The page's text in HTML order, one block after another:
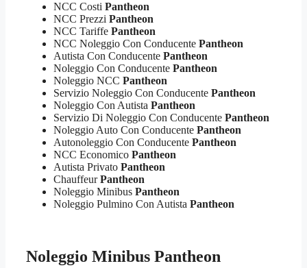
NCC Costi Pantheon
NCC Prezzi Pantheon
NCC Tariffe Pantheon
NCC Noleggio Con Conducente Pantheon
Autista Con Conducente Pantheon
Noleggio Con Conducente Pantheon
Noleggio NCC Pantheon
Servizio Noleggio Con Conducente Pantheon
Noleggio Con Autista Pantheon
Servizio Di Noleggio Con Conducente Pantheon
Noleggio Auto Con Conducente Pantheon
Autonoleggio Con Conducente Pantheon
NCC Economico Pantheon
Autista Privato Pantheon
ChauffeurPantheon
Noleggio Minibus Pantheon
Noleggio Pulmino Con Autista Pantheon
Noleggio Minibus Pantheon